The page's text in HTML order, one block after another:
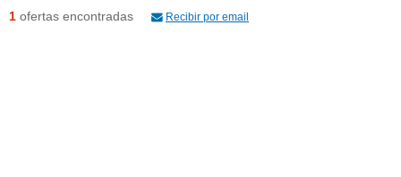
1 ofertas encontradas Recibir por email